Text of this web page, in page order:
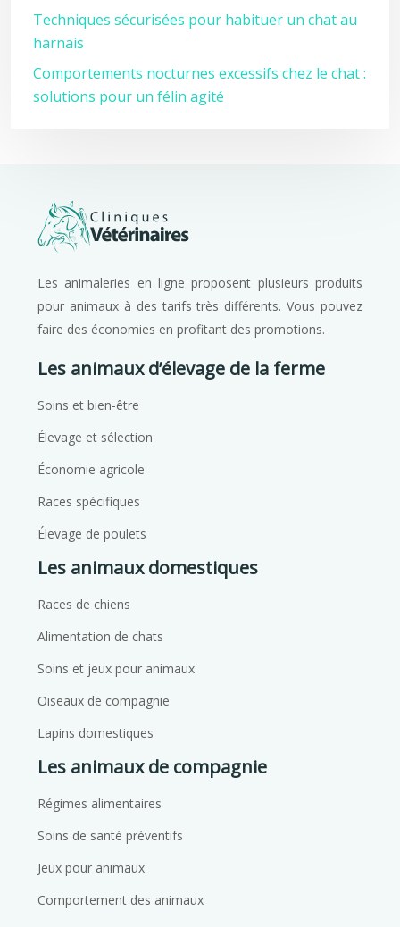
Techniques sécurisées pour habituer un chat au
harnais
Comportements nocturnes excessifs chez le chat :
solutions pour un félin agité
Les animaleries en ligne proposent plusieurs produits
pour animaux à des tarifs très différents. Vous pouvez
faire des économies en profitant des promotions.
Les animaux d’élevage de la ferme
Soins et bien-être
Élevage et sélection
Économie agricole
Races spécifiques
Élevage de poulets
Les animaux domestiques
Races de chiens
Alimentation de chats
Soins et jeux pour animaux
Oiseaux de compagnie
Lapins domestiques
Les animaux de compagnie
Régimes alimentaires
Soins de santé préventifs
Jeux pour animaux
Comportement des animaux